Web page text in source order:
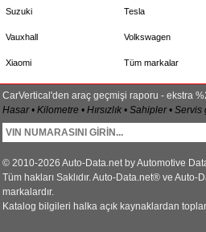
Suzuki Tesla
Vauxhall Volkswagen
Xiaomi Tüm markalar
CarVertical'den araç geçmişi raporu - ekstra
Hasar • Kilometre • Hırsızlık • Sahipler •
© 2010-2026 Auto-Data.net by Automotive
Tüm hakları Saklıdır. Auto-Data.net® ve
markalardır.
Katalog bilgileri halka açık kaynaklardan